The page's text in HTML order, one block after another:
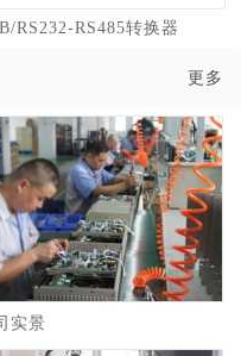
RS232-RS485转换器
更多
实景